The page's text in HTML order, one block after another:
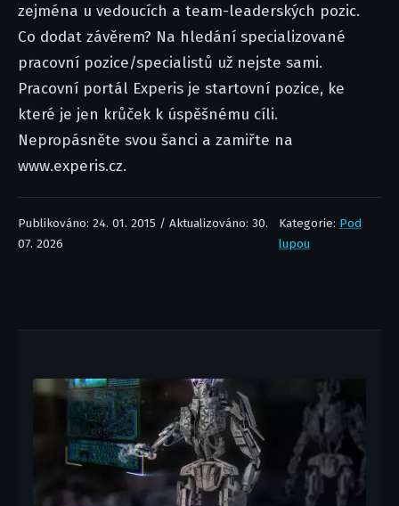
zejména u vedoucích a team-leaderských pozic.
Co dodat závěrem? Na hledání specializované
pracovní pozice/specialistů už nejste sami.
Pracovní portál Experis je startovní pozice, ke
které je jen krůček k úspěšnému cíli.
Nepropásněte svou šanci a zamiřte na
www.experis.cz.
Publikováno: 24. 01. 2015 / Aktualizováno: 30.
07. 2026
Kategorie: Pod
lupou